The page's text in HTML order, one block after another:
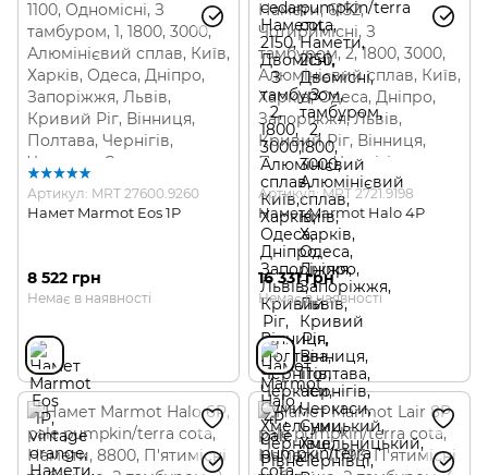
Артикул: MRT 27600.9260
Намет Marmot Eos 1P
8 522 грн
Немає в наявності
Артикул: MRT 2721.9198
Намет Marmot Halo 4P
16 331 грн
Немає в наявності